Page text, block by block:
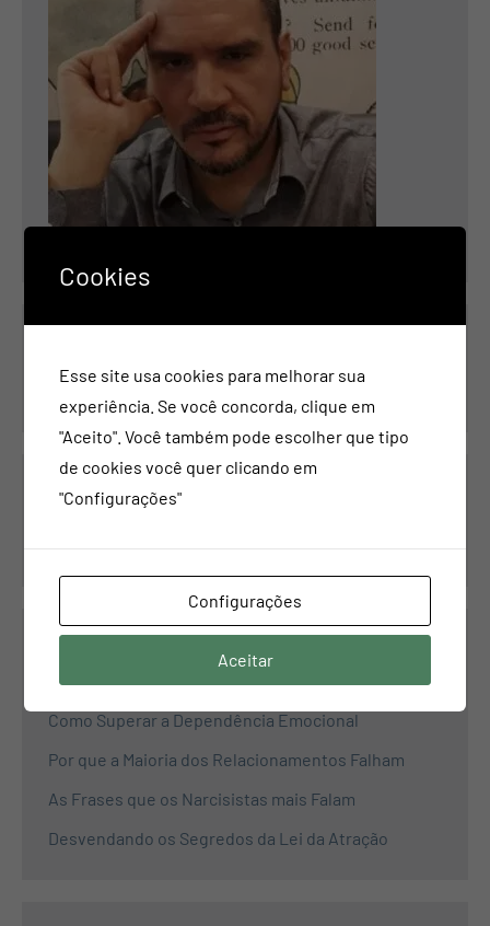
Contatos
Pesquisar
Propósito
Como Superar a Dependência Emocional
Por que a Maioria dos Relacionamentos Falham
As Frases que os Narcisistas mais Falam
Desvendando os Segredos da Lei da Atração
Cookies
Esse site usa cookies para melhorar sua
experiência. Se você concorda, clique em
"Aceito". Você também pode escolher que tipo
de cookies você quer clicando em
"Configurações"
Configurações
Aceitar